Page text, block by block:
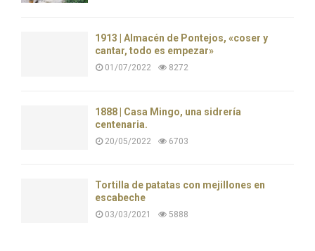
1913 | Almacén de Pontejos, «coser y
cantar, todo es empezar»
01/07/2022 8272
1888 | Casa Mingo, una sidrería
centenaria.
20/05/2022 6703
Tortilla de patatas con mejillones en
escabeche
03/03/2021 5888